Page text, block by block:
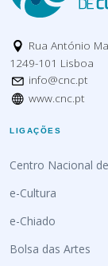
Rua António
1249-101 Lisboa
info@cnc.pt
www.cnc.pt
LIGAÇÕES
Centro Nacional
e-Cultura
e-Chiado
Bolsa das Artes